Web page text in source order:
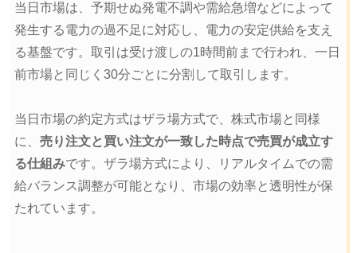
当日市場は、予期せぬ発電不調や需給急増などによって
発生する電力の過不足に対応し、電力の安定供給を支え
る基盤です。取引は受け渡しの1時間前まで行われ、一日
前市場と同じく30分ごとに分割して取引します。
当日市場の約定方式はザラ場方式で、株式市場と同様
に、 売り注文と買い注文が一致した時点で売買が成立す
る仕組みです。ザラ場方式により、リアルタイムでの需
給バランス調整が可能となり、市場の効率と透明性が保
たれています。